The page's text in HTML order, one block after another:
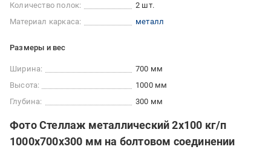
Количество полок:
2 шт.
Материал каркаса:
металл
Размеры и вес
Ширина:
700 мм
Высота:
1000 мм
Глубина:
300 мм
Фото Стеллаж металлический 2х100 кг/п
1000х700х300 мм на болтовом соединении